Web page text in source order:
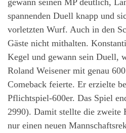
spannenden Duell knapp und
vorletzten Wurf. Auch in den
Gäste nicht mithalten.
Kegel und gewann sein Duell,
Roland Weisener mit genau
Comeback feierte. Er erzielte
Pflichtspiel-600er. Das Spiel
2990). Damit stellte die zweite
nur einen neuen